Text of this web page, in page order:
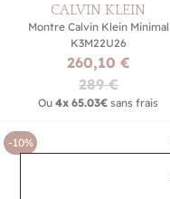
CALVIN KLEIN
Montre Calvin Klein Minimal
K3M22U26
260,10 €
289 €
Ou4x 65.03€ sans frais
-10%